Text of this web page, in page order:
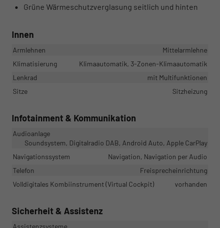
Grüne Wärmeschutzverglasung seitlich und hinten
Innen
Armlehnen
Mittelarmlehne
Klimatisierung
Klimaautomatik, 3-Zonen-Klimaautomatik
Lenkrad
mit Multifunktionen
Sitze
Sitzheizung
Infotainment & Kommunikation
Audioanlage
Soundsystem, Digitalradio DAB, Android Auto, Apple CarPlay
Navigationssystem
Navigation, Navigation per Audio
Telefon
Freisprecheinrichtung
Volldigitales Kombiinstrument (Virtual Cockpit)
vorhanden
Sicherheit & Assistenz
Assistenzsysteme